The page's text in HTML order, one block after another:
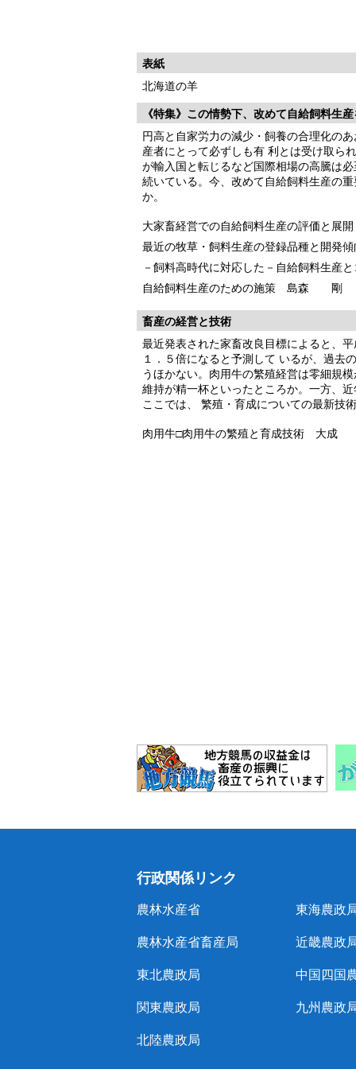
表紙
北海道の羊
《特集》この情勢下、改めて自給飼料生
円高と自家労力の減少・飼養の合理化の
産者にとって必ずしも有 利とは受け取ら
が輸入国と転じるなど国際相場の高騰は
続いている。今、改めて自給飼料生産の
か。
大家畜経営での自給飼料生産の評価と
最近の牧草・飼料生産の登録品種と開
－飼料高時代に対応した－自給飼料生
自給飼料生産のための施策 島森 剛
畜産の経営と技術
最近発表された家畜改良目標によると、
１．５倍になると予測して いるが、過去
うほかない。肉用牛の繁殖経営は零細規
維持が精一杯といったところか。一方、近
ここでは、 繁殖・育成についての最新技術
肉用牛□肉用牛の繁殖と育成技術 大
行政関係リンク
農林水産省
農林水産省畜産局
東北農政局
関東農政局
北陸農政局
東海農政
近畿農政
中国四国
九州農政